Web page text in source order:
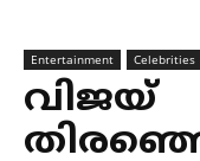
Entertainment Celebrities
വിജയ്